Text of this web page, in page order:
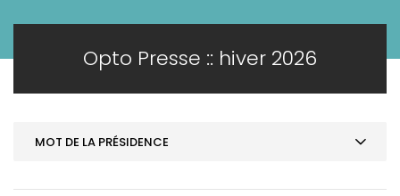
Opto Presse :: hiver 2026
MOT DE LA PRÉSIDENCE